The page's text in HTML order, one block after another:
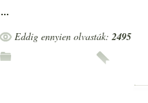
Odaadtam neked a testem a
amíg távol vagyok töled addig sem
...
Eddig ennyien olvasták:2495